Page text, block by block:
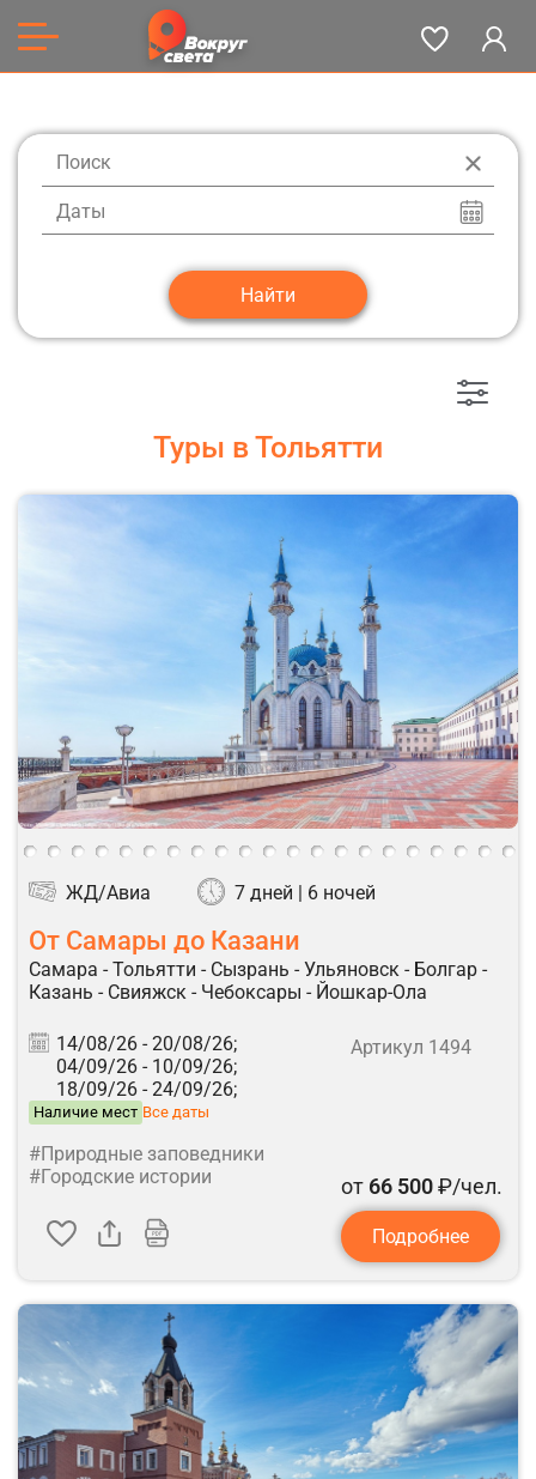
Даты
Туры в Тольятти
ЖД/Авиа 7 дней | 6 ночей
От Самары до Казани
Самара - Тольятти - Сызрань - Ульяновск - Болгар -
Казань - Свияжск - Чебоксары - Йошкар-Ола
14/08/26 - 20/08/26;
04/09/26 - 10/09/26;
18/09/26 - 24/09/26;
Наличие мест Все даты
Артикул 1494
#Природные заповедники
#Городские истории
от 66 500₽/чел.
Подробнее